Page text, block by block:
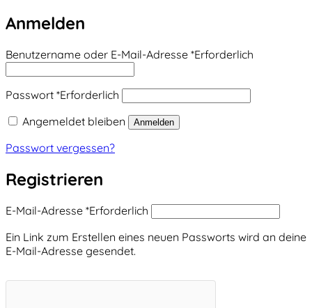
Anmelden
Benutzername oder E-Mail-Adresse *Erforderlich
Passwort *Erforderlich
Angemeldet bleiben
Anmelden
Passwort vergessen?
Registrieren
E-Mail-Adresse *Erforderlich
Ein Link zum Erstellen eines neuen Passworts wird an deine
E-Mail-Adresse gesendet.